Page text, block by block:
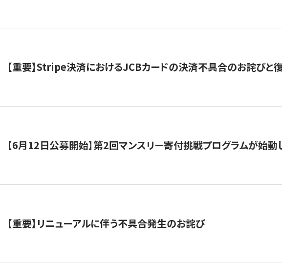
【重要】Stripe決済におけるJCBカードの決済不具合のお詫びと
【6月12日公募開始】第2回マンスリー寄付挑戦プログラムが始動
【重要】リニューアルに伴う不具合発生のお詫び